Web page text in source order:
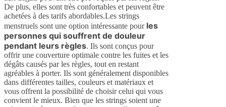
De plus, elles sont très confortables et peuvent être
achetées à des tarifs abordables.Les strings
menstruels sont une option intéressante pour les
personnes qui souffrent de douleur
pendant leurs règles. Ils sont conçus pour
offrir une couverture optimale contre les fuites et les
dégâts causés par les règles, tout en restant
agréables à porter. Ils sont généralement disponibles
dans différentes tailles, couleurs et matériaux et
vous offrent la possibilité de choisir celui qui vous
convient le mieux. Bien que les strings soient une